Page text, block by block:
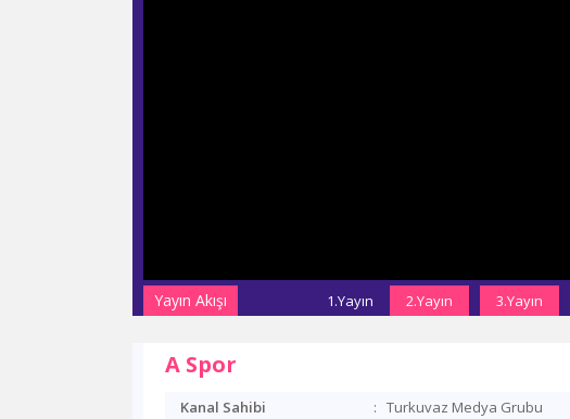
Yayın Akışı 1.Yayın 2.Yayın 3.Yayın
A Spor
Kanal Sahibi : Turkuvaz Medya Grubu